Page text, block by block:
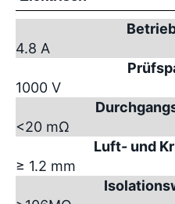
4.8 A
1000 V
<20 mΩ
Luft- und
≥ 1.2 mm